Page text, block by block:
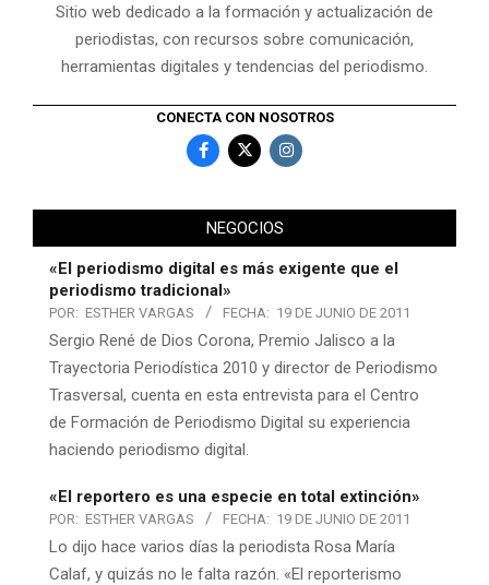
Sitio web dedicado a la formación y actualización de
periodistas, con recursos sobre comunicación,
herramientas digitales y tendencias del periodismo.
CONECTA CON NOSOTROS
NEGOCIOS
«El periodismo digital es más exigente que el
periodismo tradicional»
POR: ESTHER VARGAS FECHA: 19 DE JUNIO DE 2011
Sergio René de Dios Corona, Premio Jalisco a la
Trayectoria Periodística 2010 y director de Periodismo
Trasversal, cuenta en esta entrevista para el Centro
de Formación de Periodismo Digital su experiencia
haciendo periodismo digital.
«El reportero es una especie en total extinción»
POR: ESTHER VARGAS FECHA: 19 DE JUNIO DE 2011
Lo dijo hace varios días la periodista Rosa María
Calaf, y quizás no le falta razón. «El reporterismo